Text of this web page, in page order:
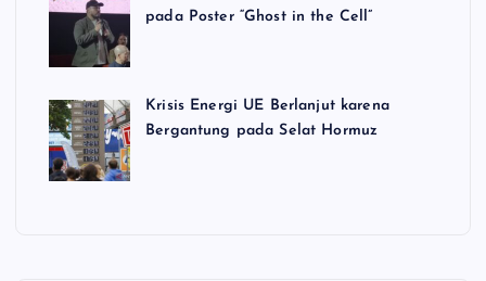
pada Poster “Ghost in the Cell”
Krisis Energi UE Berlanjut karena
Bergantung pada Selat Hormuz